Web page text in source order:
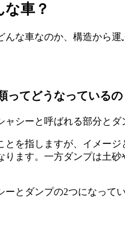
車？
んな車なのか、構造から
ってどうなっているの
シーと呼ばれる部分とダ
とを指しますが、イメー
ります。一方ダンプは土
ーとダンプの2つになって